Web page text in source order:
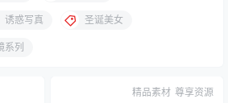
诱惑写真 圣诞美女
系列
精品素材 尊享资源